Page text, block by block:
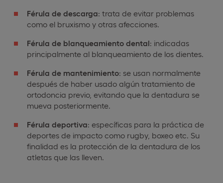
Férula de descarga: trata de evitar problemas
como el bruxismo y otras afecciones.
Férula de blanqueamiento dental: indicadas
principalmente al blanqueamiento de los dientes.
Férula de mantenimiento: se usan normalmente
después de haber usado algún tratamiento de
ortodoncia previo, evitando que la dentadura se
mueva posteriormente.
Férula deportiva: específicas para la práctica de
deportes de impacto como rugby, boxeo etc. Su
finalidad es la protección de la dentadura de los
atletas que las lleven.